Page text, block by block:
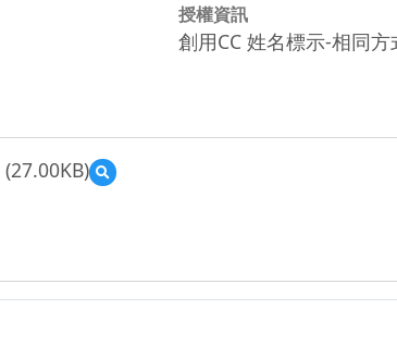
授權資訊
創用CC 姓名標示-相同
(27.00KB)
預
覽